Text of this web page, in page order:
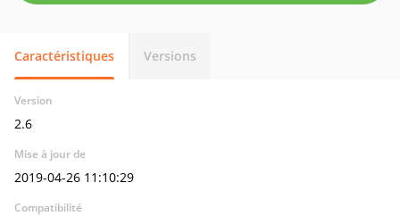
Caractéristiques Versions
Version
2.6
Mise à jour de
2019-04-26 11:10:29
Compatibilité